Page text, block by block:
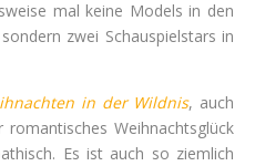
mal keine Models in den
zwei Schauspielstars in
in der Wildnis, auch
Weihnachtsglück
Es ist auch so ziemlich